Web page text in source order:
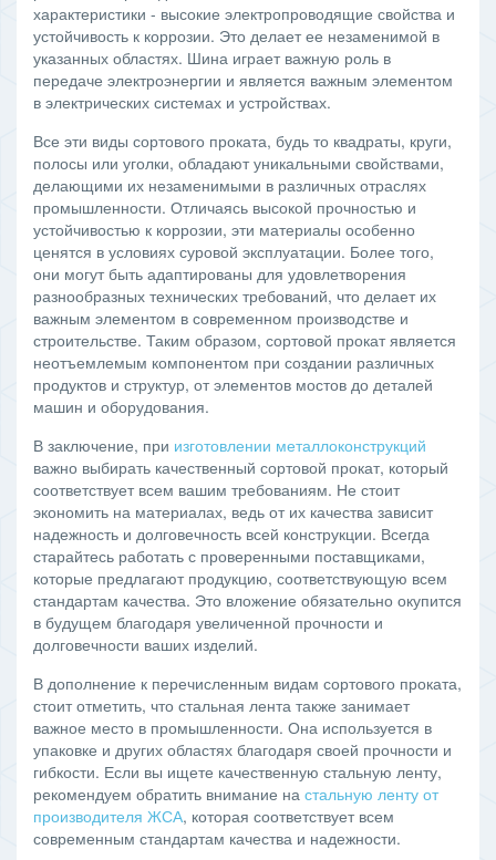
характеристики - высокие электропроводящие свойства и
устойчивость к коррозии. Это делает ее незаменимой в
указанных областях. Шина играет важную роль в
передаче электроэнергии и является важным элементом
в электрических системах и устройствах.
Все эти виды сортового проката, будь то квадраты, круги,
полосы или уголки, обладают уникальными свойствами,
делающими их незаменимыми в различных отраслях
промышленности. Отличаясь высокой прочностью и
устойчивостью к коррозии, эти материалы особенно
ценятся в условиях суровой эксплуатации. Более того,
они могут быть адаптированы для удовлетворения
разнообразных технических требований, что делает их
важным элементом в современном производстве и
строительстве. Таким образом, сортовой прокат является
неотъемлемым компонентом при создании различных
продуктов и структур, от элементов мостов до деталей
машин и оборудования.
В заключение, при изготовлении металлоконструкций
важно выбирать качественный сортовой прокат, который
соответствует всем вашим требованиям. Не стоит
экономить на материалах, ведь от их качества зависит
надежность и долговечность всей конструкции. Всегда
старайтесь работать с проверенными поставщиками,
которые предлагают продукцию, соответствующую всем
стандартам качества. Это вложение обязательно окупится
в будущем благодаря увеличенной прочности и
долговечности ваших изделий.
В дополнение к перечисленным видам сортового проката,
стоит отметить, что стальная лента также занимает
важное место в промышленности. Она используется в
упаковке и других областях благодаря своей прочности и
гибкости. Если вы ищете качественную стальную ленту,
рекомендуем обратить внимание на стальную ленту от
производителя ЖСА, которая соответствует всем
современным стандартам качества и надежности.